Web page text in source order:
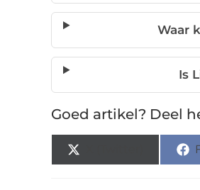
Waar
Is
Goed artikel? Deel